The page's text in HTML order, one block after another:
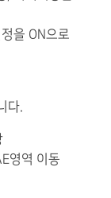
을 ON으로
다.
영역 이동